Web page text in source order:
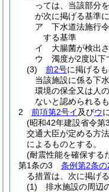
っては、当該部分
が次に掲げる基準
ア
下水道法施行令
する基準
イ
大腸菌が検出
ウ
濁度が2度以下
(3)
前2号に掲げる
当該施設に係る下
環境の保全又は人
ないと認められる
2
前項第2号イ及びウ
(昭和42年建設省令第
交通大臣が定める方
によるものとする。
(耐震性能を確保する
第1条の3
条例第2条
る措置は、次に掲げ
(1)
排水施設の周辺